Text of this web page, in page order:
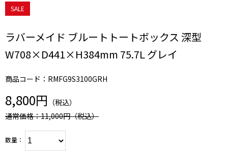
SALE
ラバーメイド ブルートトートボックス 深型
W708×D441×H384mm 75.7L グレイ
商品コード：RMFG9S3100GRH
8,800円 （税込）
通常価格：11,000円（税込）
数量：